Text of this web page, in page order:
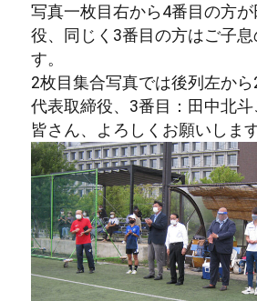
写真一枚目右から4番目の方
役、同じく3番目の方はご子
す。
2枚目集合写真では後列左か
代表取締役、3番目：田中北斗
皆さん、よろしくお願いします
一般部
壮年部
試合情報
女子部
フットサル部
事業部